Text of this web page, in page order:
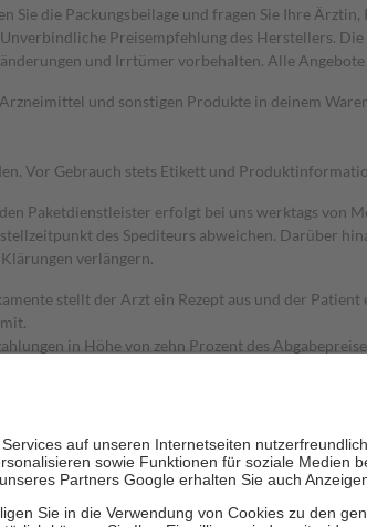
Sie die Packungsbeilage und fragen Sie Ihre
Preisempfehlung des Herstellers.
und Irrtümer vorbehalten. Alle
und sonstigen Produkte in deinem
Vor Gebrauch stets Etikett und
Paketdienstleister erfolgt bei uns werktags von
des Spediteurs abweichen. Darüber
verlängern.
stellt der Arzt ein Rezept aus und der
in Höhe von zehn Prozent des
für Online-Apotheken.
für ihre eigene Gesundheit zu stärken und die
vollendeten 18. Lebensjahr mit Ausnahme der
die von der GKV getragen werden